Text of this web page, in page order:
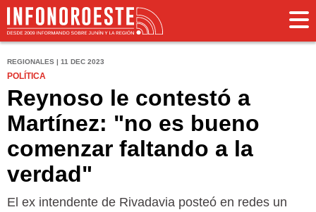
REGIONALES | 11 DEC 2023
POLÍTICA
Reynoso le contestó a
Martínez: "no es bueno
comenzar faltando a la
verdad"
El ex intendente de Rivadavia posteó en redes un